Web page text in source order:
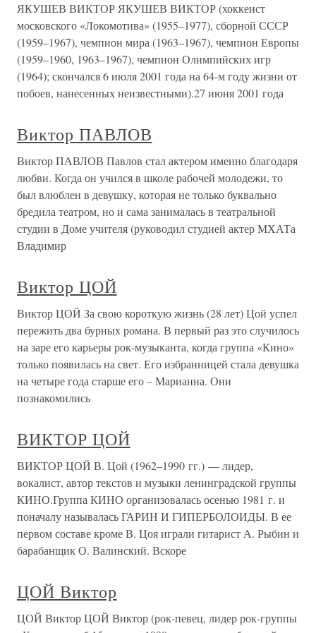
ЯКУШЕВ ВИКТОР ЯКУШЕВ ВИКТОР (хоккеист
московского «Локомотива» (1955–1977), сборной СССР
(1959–1967), чемпион мира (1963–1967), чемпион Европы
(1959–1960, 1963–1967), чемпион Олимпийских игр
(1964); скончался 6 июля 2001 года на 64-м году жизни от
побоев, нанесенных неизвестными).27 июня 2001 года
Виктор ПАВЛОВ
Виктор ПАВЛОВ Павлов стал актером именно благодаря
любви. Когда он учился в школе рабочей молодежи, то
был влюблен в девушку, которая не только буквально
бредила театром, но и сама занималась в театральной
студии в Доме учителя (руководил студией актер МХАТа
Владимир
Виктор ЦОЙ
Виктор ЦОЙ За свою короткую жизнь (28 лет) Цой успел
пережить два бурных романа. В первый раз это случилось
на заре его карьеры рок-музыканта, когда группа «Кино»
только появилась на свет. Его избранницей стала девушка
на четыре года старше его – Марианна. Они
познакомились
ВИКТОР ЦОЙ
ВИКТОР ЦОЙ В. Цой (1962–1990 гг.) — лидер,
вокалист, автор текстов и музыки ленинградской группы
КИНО.Группа КИНО организовалась осенью 1981 г. и
поначалу называлась ГАРИН И ГИПЕРБОЛОИДЫ. В ее
первом составе кроме В. Цоя играли гитарист А. Рыбин и
барабанщик О. Валинский. Вскоре
ЦОЙ Виктор
ЦОЙ Виктор ЦОЙ Виктор (рок-певец, лидер рок-группы